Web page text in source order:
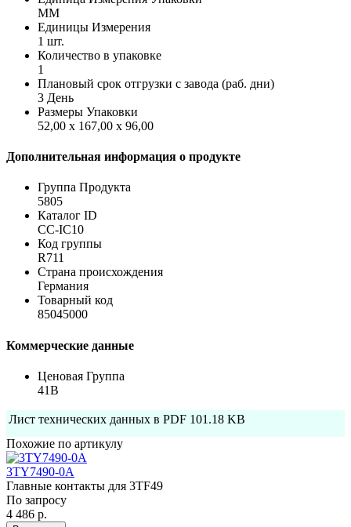
MM
Единицы Измерения
1 шт.
Количество в упаковке
1
Плановый срок отгрузки с завода (раб. дни)
3 День
Размеры Упаковки
52,00 x 167,00 x 96,00
Дополнительная информация о продукте
Группа Продукта
5805
Каталог ID
CC-IC10
Код группы
R711
Страна происхождения
Германия
Товарный код
85045000
Коммерческие данные
Ценовая Группа
41B
Лист технических данных в PDF 101.18 KB
Похожие по артикулу
3TY7490-0A
Главные контакты для 3TF49
По запросу
4 486 р.